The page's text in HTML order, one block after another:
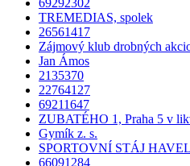
69292302
TREMEDIAS, spolek
26561417
Zájmový klub drobných
Jan Ámos
2135370
22764127
69211647
ZUBATÉHO 1, Praha 5 v
Gymík z. s.
SPORTOVNÍ STÁJ
66091284